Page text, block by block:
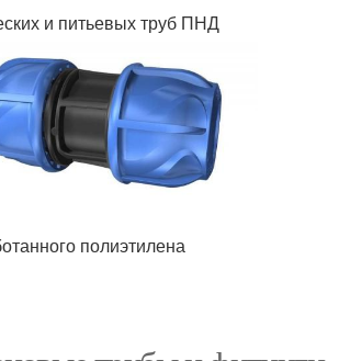
и питьевых труб ПНД
полиэтилена